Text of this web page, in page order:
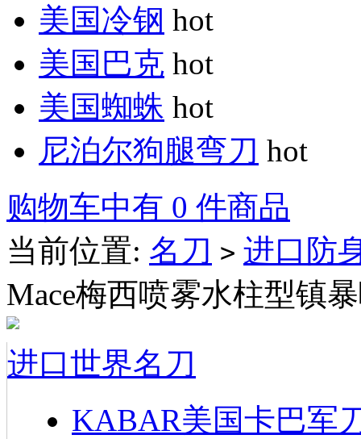
美国冷钢 hot
美国巴克 hot
美国蜘蛛 hot
尼泊尔狗腿弯刀 hot
购物车中有 0 件商品
当前位置: 名刀 > 进口防
Mace梅西喷雾水柱型镇
进口世界名刀
KABAR美国卡巴军